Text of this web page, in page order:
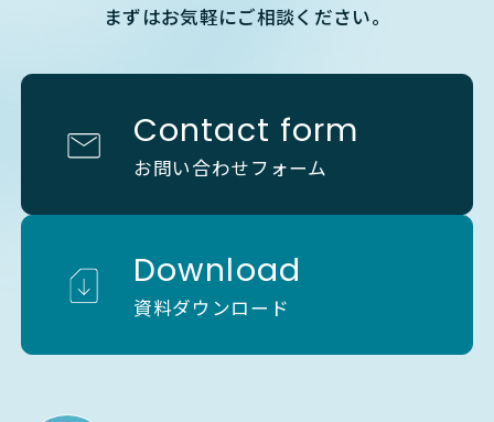
まずはお気軽にご相談ください。
Contact form
お問い合わせフォーム
Download
資料ダウンロード